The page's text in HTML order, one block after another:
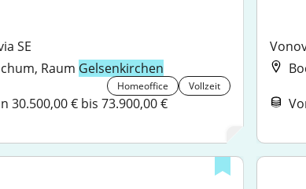
SE
Raum Gelsenkirchen
Homeoffice Vollzeit
30.500,00 € bis 73.900,00 €